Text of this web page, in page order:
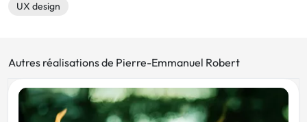
UX design
Autres réalisations de Pierre-Emmanuel Robert